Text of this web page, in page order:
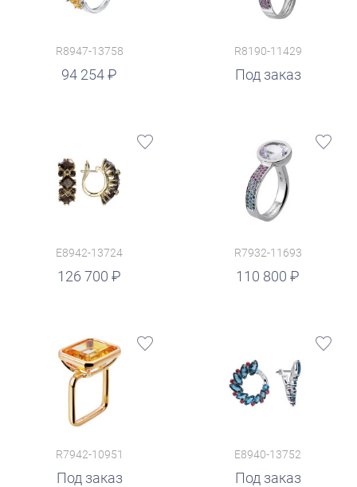
R8947-13758
94 254
R8190-11429
Под заказ
E8942-13724
126 700
R7932-11693
110 800
руб.
R7942-10951
Под заказ
E8940-13752
Под заказ